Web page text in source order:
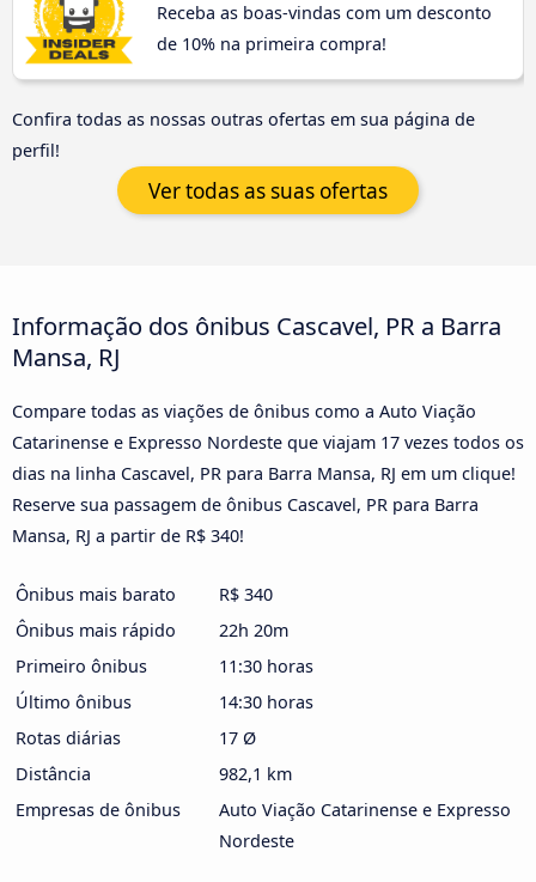
Receba as boas-vindas com um desconto
de 10% na primeira compra!
Confira todas as nossas outras ofertas em sua página de
perfil!
Ver todas as suas ofertas
Informação dos ônibus Cascavel, PR a Barra
Mansa, RJ
Compare todas as viações de ônibus como a Auto Viação
Catarinense e Expresso Nordeste que viajam 17 vezes todos os
dias na linha Cascavel, PR para Barra Mansa, RJ em um clique!
Reserve sua passagem de ônibus Cascavel, PR para Barra
Mansa, RJ a partir de R$ 340!
Ônibus mais barato
R$ 340
Ônibus mais rápido
22h 20m
Primeiro ônibus
11:30 horas
Último ônibus
14:30 horas
Rotas diárias
17 Ø
Distância
982,1 km
Empresas de ônibus
Auto Viação Catarinense e Expresso
Nordeste